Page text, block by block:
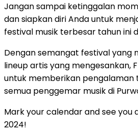
Jangan sampai ketinggalan
dan siapkan diri Anda untuk
festival musik terbesar tahun ini
Dengan semangat festival yang
lineup artis yang mengesankan,
untuk memberikan pengalaman
semua penggemar musik di
Mark your calendar and see you
2024!